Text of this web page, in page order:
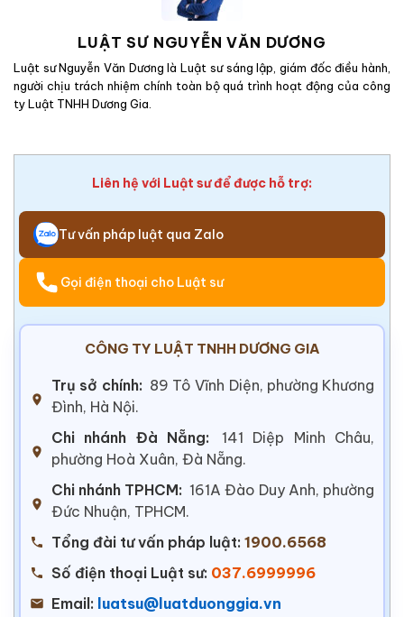
LUẬT SƯ NGUYỄN VĂN DƯƠNG
Luật sư Nguyễn Văn Dương là Luật sư sáng lập, giám đốc điều hành,
người chịu trách nhiệm chính toàn bộ quá trình hoạt động của công
ty Luật TNHH Dương Gia.
Liên hệ với Luật sư để được hỗ trợ:
Tư vấn pháp luật qua Zalo
Gọi điện thoại cho Luật sư
CÔNG TY LUẬT TNHH DƯƠNG GIA
Trụ sở chính: 89 Tô Vĩnh Diện, phường Khương
Đình, Hà Nội.
Chi nhánh Đà Nẵng:
141 Diệp Minh Châu,
phường Hoà Xuân, Đà Nẵng.
Chi nhánh TPHCM: 161A Đào Duy Anh, phường
Đức Nhuận, TPHCM.
Tổng đài tư vấn pháp luật: 1900.6568
Số điện thoại Luật sư: 037.6999996
Email: luatsu@luatduonggia.vn